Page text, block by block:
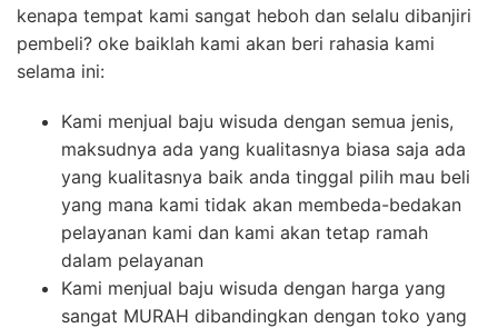
kenapa tempat kami sangat heboh dan selalu dibanjiri
pembeli? oke baiklah kami akan beri rahasia kami
selama ini:
Kami menjual baju wisuda dengan semua jenis,
maksudnya ada yang kualitasnya biasa saja ada
yang kualitasnya baik anda tinggal pilih mau beli
yang mana kami tidak akan membeda-bedakan
pelayanan kami dan kami akan tetap ramah
dalam pelayanan
Kami menjual baju wisuda dengan harga yang
sangat MURAH dibandingkan dengan toko yang